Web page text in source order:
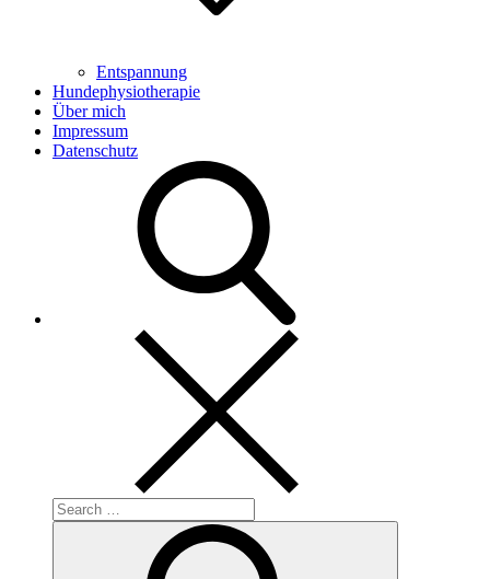
Entspannung
Hundephysiotherapie
Über mich
Impressum
Datenschutz
Search
for: